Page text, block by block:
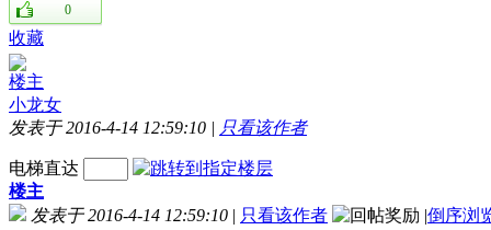
0
收藏
楼主
小龙女
发表于 2016-4-14 12:59:10 | 只看该作者
电梯直达
楼主
发表于 2016-4-14 12:59:10 | 只看该作者 |倒序浏